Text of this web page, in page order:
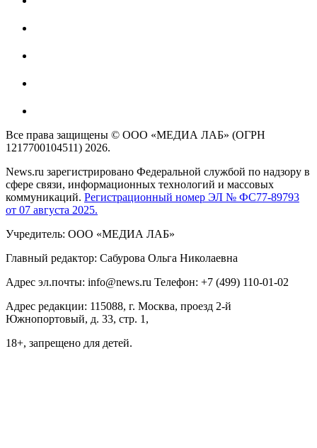
Все права защищены © ООО «МЕДИА ЛАБ» (ОГРН
1217700104511) 2026.
News.ru зарегистрировано Федеральной службой по надзору в
сфере связи, информационных технологий и массовых
коммуникаций. Регистрационный номер ЭЛ № ФС77-89793
от 07 августа 2025.
Учредитель: ООО «МЕДИА ЛАБ»
Главный редактор: Сабурова Ольга Николаевна
Адрес эл.почты: info@news.ru Телефон: +7 (499) 110-01-02
Адрес редакции: 115088, г. Москва, проезд 2-й
Южнопортовый, д. 33, стр. 1,
18+, запрещено для детей.